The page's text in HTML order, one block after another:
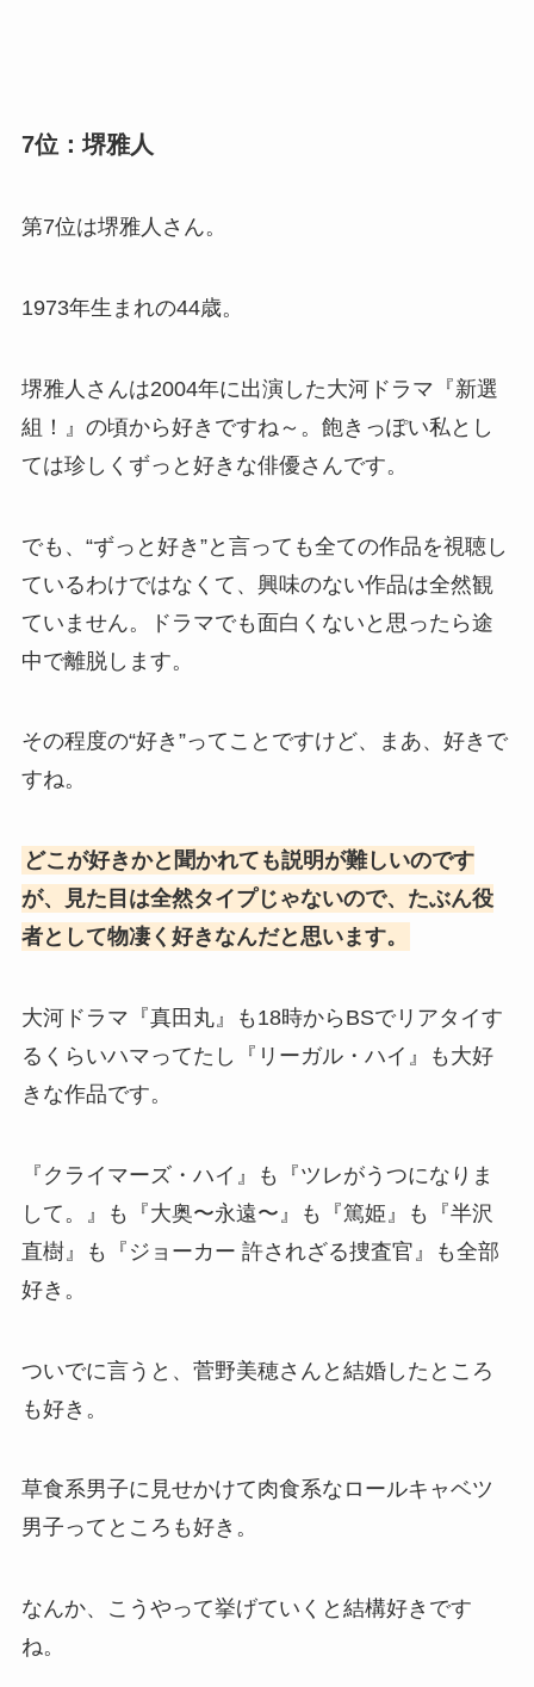
7位：堺雅人
第7位は堺雅人さん。
1973年生まれの44歳。
堺雅人さんは2004年に出演した大河ドラマ『新選
組！』の頃から好きですね～。飽きっぽい私とし
ては珍しくずっと好きな俳優さんです。
でも、“ずっと好き”と言っても全ての作品を視聴し
ているわけではなくて、興味のない作品は全然観
ていません。ドラマでも面白くないと思ったら途
中で離脱します。
その程度の“好き”ってことですけど、まあ、好きで
すね。
どこが好きかと聞かれても説明が難しいのです
が、見た目は全然タイプじゃないので、たぶん役
者として物凄く好きなんだと思います。
大河ドラマ『真田丸』も18時からBSでリアタイす
るくらいハマってたし『リーガル・ハイ』も大好
きな作品です。
『クライマーズ・ハイ』も『ツレがうつになりま
して。』も『大奥〜永遠〜』も『篤姫』も『半沢
直樹』も『ジョーカー 許されざる捜査官』も全部
好き。
ついでに言うと、菅野美穂さんと結婚したところ
も好き。
草食系男子に見せかけて肉食系なロールキャベツ
男子ってところも好き。
なんか、こうやって挙げていくと結構好きです
ね。